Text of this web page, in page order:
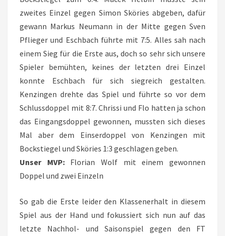
zweites Einzel gegen Simon Sköries abgeben, dafür
gewann Markus Neumann in der Mitte gegen Sven
Pflieger und Eschbach führte mit 7:5. Alles sah nach
einem Sieg für die Erste aus, doch so sehr sich unsere
Spieler bemühten, keines der letzten drei Einzel
konnte Eschbach für sich siegreich gestalten.
Kenzingen drehte das Spiel und führte so vor dem
Schlussdoppel mit 8:7. Chrissi und Flo hatten ja schon
das Eingangsdoppel gewonnen, mussten sich dieses
Mal aber dem Einserdoppel von Kenzingen mit
Bockstiegel und Sköries 1:3 geschlagen geben.
Unser MVP:Florian Wolf mit einem gewonnen
Doppel und zwei Einzeln
So gab die Erste leider den Klassenerhalt in diesem
Spiel aus der Hand und fokussiert sich nun auf das
letzte Nachhol- und Saisonspiel gegen den FT